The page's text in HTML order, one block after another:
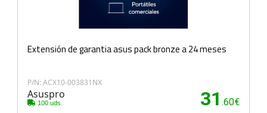
Extensión de garantia asus pack bronze a 24 meses
P/N: ACX10-003831NX
Asuspro
100 uds. 31 .60€